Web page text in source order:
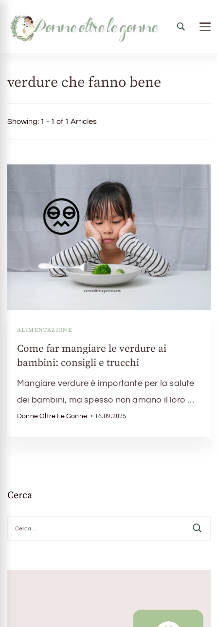
verdure che fanno bene
Showing: 1 - 1 of 1 Articles
ALIMENTAZIONE
Come far mangiare le verdure ai
bambini: consigli e trucchi
Mangiare verdure è importante per la salute
dei bambini, ma spesso non amano il loro …
Donne Oltre Le Gonne 16.09.2025
Cerca
per: